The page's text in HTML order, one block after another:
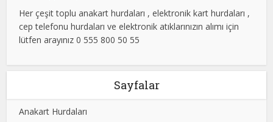
Her çeşit toplu anakart hurdaları , elektronik kart hurdaları ,
cep telefonu hurdaları ve elektronik atıklarınızın alımı için
lütfen arayınız 0 555 800 50 55
Sayfalar
Anakart Hurdaları